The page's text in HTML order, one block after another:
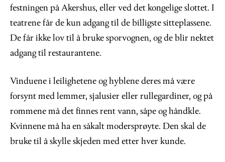
festningen på Akershus, eller ved det kongelige slottet. I
teatrene får de kun adgang til de billigste sitteplassene.
De får ikke lov til å bruke sporvognen, og de blir nektet
adgang til restaurantene.
Vinduene i leilighetene og hyblene deres må være
forsynt med lemmer, sjalusier eller rullegardiner, og på
rommene må det finnes rent vann, såpe og håndkle.
Kvinnene må ha en såkalt modersprøyte. Den skal de
bruke til å skylle skjeden med etter hver kunde.